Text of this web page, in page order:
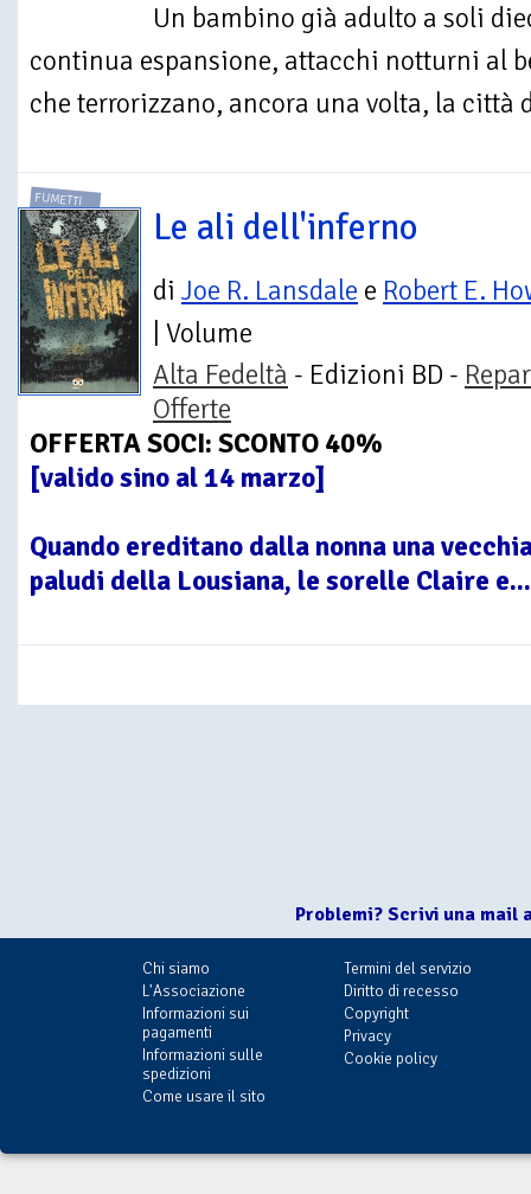
Un bambino già adulto a soli
continua espansione, attacchi notturni al
che terrorizzano, ancora una volta, la città
FUMETTI
Le ali dell'inferno
di Joe R. Lansdale e Robert E.
| Volume
Alta Fedeltà - Edizioni BD -
Offerte
OFFERTA SOCI: SCONTO 40%
[valido sino al 14 marzo]
Quando ereditano dalla nonna una
paludi della Lousiana, le sorelle Claire e...
Problemi? Scrivi una mail
Chi siamo
L'Associazione
Informazioni sui
pagamenti
Informazioni sulle
spedizioni
Come usare il sito
Termini del servizio
Diritto di recesso
Copyright
Privacy
Cookie policy